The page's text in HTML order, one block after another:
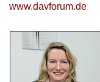
www.davforum.de